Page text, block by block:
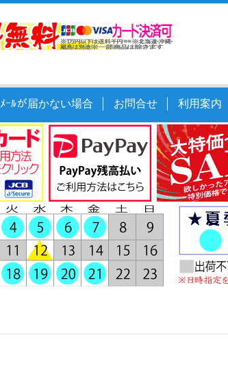
ﾒｰﾙが届かない場合 お問合せ 利用案内